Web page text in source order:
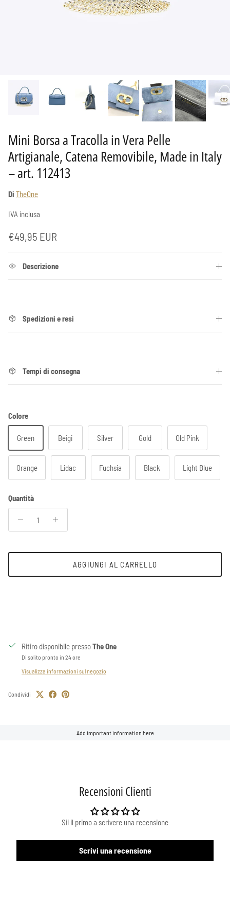
Mini Borsa a Tracolla in Vera Pelle
Artigianale, Catena Removibile, Made in Italy
– art. 112413
Di TheOne
IVA inclusa
Prezzo normale
€49,95 EUR
Descrizione
Spedizioni e resi
Tempi di consegna
Colore
Green Beigi Silver Gold Old Pink
Orange Lidac Fuchsia Black Light Blue
Quantità
AGGIUNGI AL CARRELLO
Ritiro disponibile pressoThe One
Di solito pronto in 24 ore
Visualizza informazioni sul negozio
Condividi
Add important information here
Recensioni Clienti
Sii il primo a scrivere una recensione
Scrivi una recensione